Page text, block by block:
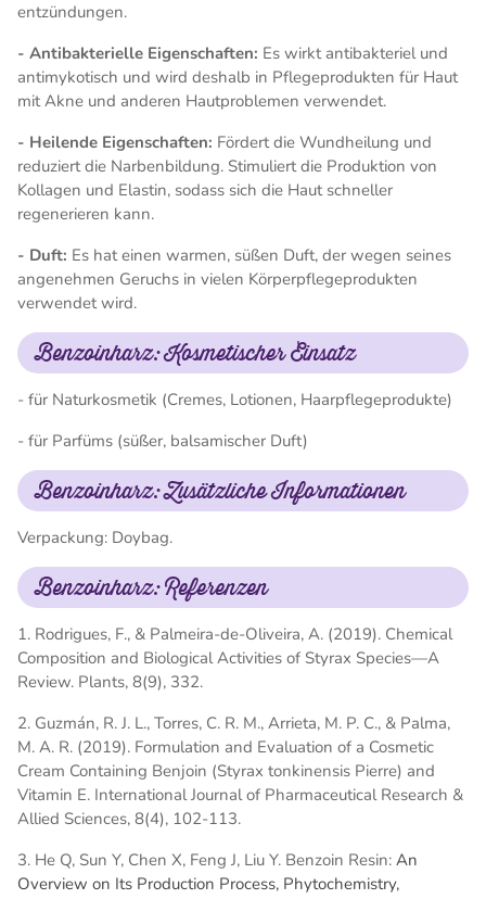
entzündungen.
- Antibakterielle Eigenschaften: Es wirkt antibakteriel und
antimykotisch und wird deshalb in Pflegeprodukten für Haut
mit Akne und anderen Hautproblemen verwendet.
- Heilende Eigenschaften: Fördert die Wundheilung und
reduziert die Narbenbildung. Stimuliert die Produktion von
Kollagen und Elastin, sodass sich die Haut schneller
regenerieren kann.
- Duft: Es hat einen warmen, süßen Duft, der wegen seines
angenehmen Geruchs in vielen Körperpflegeprodukten
verwendet wird.
Benzoinharz: Kosmetischer Einsatz
- für Naturkosmetik (Cremes, Lotionen, Haarpflegeprodukte)
- für Parfüms (süßer, balsamischer Duft)
Benzoinharz: Zusätzliche Informationen
Verpackung: Doybag.
Benzoinharz: Referenzen
1. Rodrigues, F., & Palmeira-de-Oliveira, A. (2019). Chemical
Composition and Biological Activities of Styrax Species—A
Review. Plants, 8(9), 332.
2. Guzmán, R. J. L., Torres, C. R. M., Arrieta, M. P. C., & Palma,
M. A. R. (2019). Formulation and Evaluation of a Cosmetic
Cream Containing Benjoin (Styrax tonkinensis Pierre) and
Vitamin E. International Journal of Pharmaceutical Research &
Allied Sciences, 8(4), 102-113.
3. He Q, Sun Y, Chen X, Feng J, Liu Y. Benzoin Resin: An
Overview on Its Production Process, Phytochemistry,